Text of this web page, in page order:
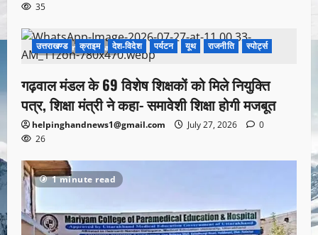
35
1 minute read
उत्तराखण्ड क्राइम देश-विदेश पर्यटन यूथ राजनीति स्पोर्ट्स
गढ़वाल मंडल के 69 विशेष शिक्षकों को मिले नियुक्ति
पत्र, शिक्षा मंत्री ने कहा- समावेशी शिक्षा होगी मजबूत
helpinghandnews1@gmail.com July 27, 2026
0
26
1 minute read